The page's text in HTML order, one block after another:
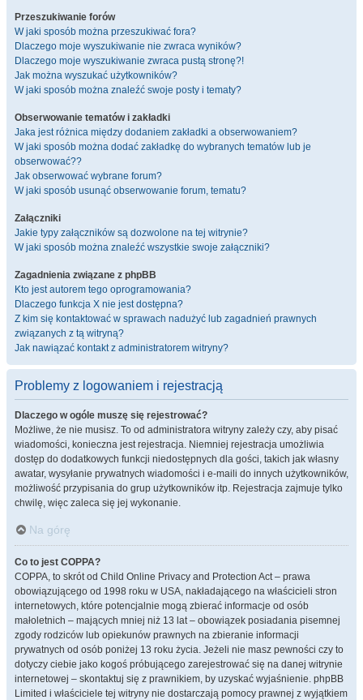
Przeszukiwanie forów
W jaki sposób można przeszukiwać fora?
Dlaczego moje wyszukiwanie nie zwraca wyników?
Dlaczego moje wyszukiwanie zwraca pustą stronę?!
Jak można wyszukać użytkowników?
W jaki sposób można znaleźć swoje posty i tematy?
Obserwowanie tematów i zakładki
Jaka jest różnica między dodaniem zakładki a obserwowaniem?
W jaki sposób można dodać zakładkę do wybranych tematów lub je
obserwować??
Jak obserwować wybrane forum?
W jaki sposób usunąć obserwowanie forum, tematu?
Załączniki
Jakie typy załączników są dozwolone na tej witrynie?
W jaki sposób można znaleźć wszystkie swoje załączniki?
Zagadnienia związane z phpBB
Kto jest autorem tego oprogramowania?
Dlaczego funkcja X nie jest dostępna?
Z kim się kontaktować w sprawach nadużyć lub zagadnień prawnych
związanych z tą witryną?
Jak nawiązać kontakt z administratorem witryny?
Problemy z logowaniem i rejestracją
Dlaczego w ogóle muszę się rejestrować?
Możliwe, że nie musisz. To od administratora witryny zależy czy, aby pisać
wiadomości, konieczna jest rejestracja. Niemniej rejestracja umożliwia
dostęp do dodatkowych funkcji niedostępnych dla gości, takich jak własny
awatar, wysyłanie prywatnych wiadomości i e-maili do innych użytkowników,
możliwość przypisania do grup użytkowników itp. Rejestracja zajmuje tylko
chwilę, więc zaleca się jej wykonanie.
Na górę
Co to jest COPPA?
COPPA, to skrót od Child Online Privacy and Protection Act – prawa
obowiązującego od 1998 roku w USA, nakładającego na właścicieli stron
internetowych, które potencjalnie mogą zbierać informacje od osób
małoletnich – mających mniej niż 13 lat – obowiązek posiadania pisemnej
zgody rodziców lub opiekunów prawnych na zbieranie informacji
prywatnych od osób poniżej 13 roku życia. Jeżeli nie masz pewności czy to
dotyczy ciebie jako kogoś próbującego zarejestrować się na danej witrynie
internetowej – skontaktuj się z prawnikiem, by uzyskać wyjaśnienie. phpBB
Limited i właściciele tej witryny nie dostarczają pomocy prawnej z wyjątkiem